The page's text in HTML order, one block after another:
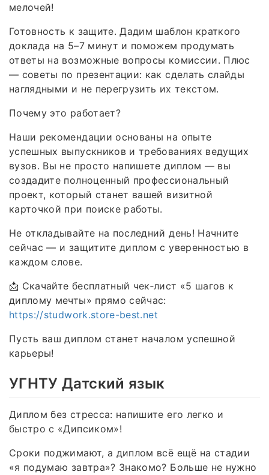
мелочей!
Готовность к защите. Дадим шаблон краткого
доклада на 5–7 минут и поможем продумать
ответы на возможные вопросы комиссии. Плюс
— советы по презентации: как сделать слайды
наглядными и не перегрузить их текстом.
Почему это работает?
Наши рекомендации основаны на опыте
успешных выпускников и требованиях ведущих
вузов. Вы не просто напишете диплом — вы
создадите полноценный профессиональный
проект, который станет вашей визитной
карточкой при поиске работы.
Не откладывайте на последний день! Начните
сейчас — и защитите диплом с уверенностью в
каждом слове.
📩 Скачайте бесплатный чек‑лист «5 шагов к
диплому мечты» прямо сейчас:
https://studwork.store-best.net
Пусть ваш диплом станет началом успешной
карьеры!
УГНТУ Датский язык
Диплом без стресса: напишите его легко и
быстро с «Дипсиком»!
Сроки поджимают, а диплом всё ещё на стадии
«я подумаю завтра»? Знакомо? Больше не нужно